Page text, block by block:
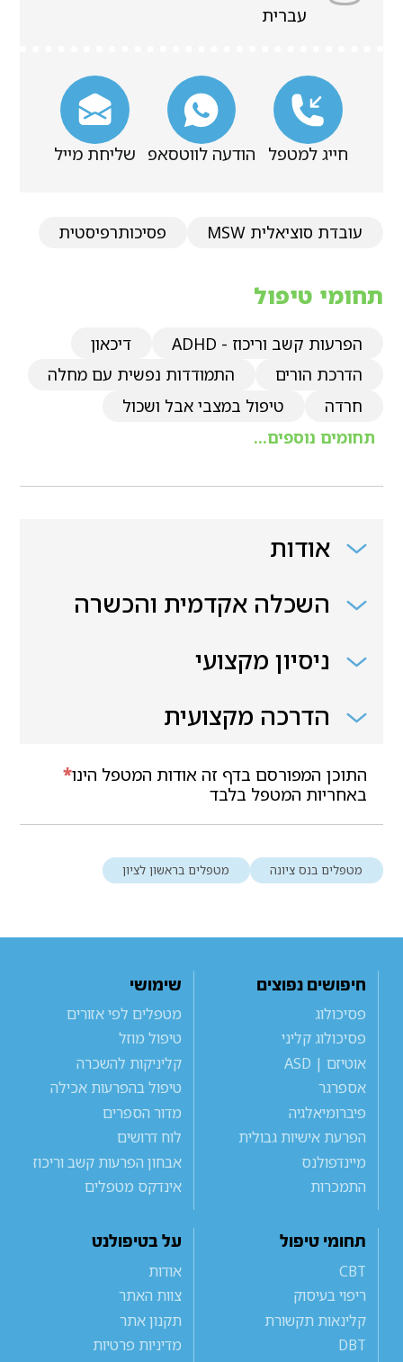
עברית
חייג למטפל הודעה לווטסאפ שליחת מייל
עובדת סוציאלית MSW פסיכותרפיסטית
תחומי טיפול
הפרעות קשב וריכוז - ADHD
דיכאון
הדרכת הורים
התמודדות נפשית עם מחלה
חרדה
טיפול במצבי אבל ושכול
תחומים נוספים...
אודות
השכלה אקדמית והכשרה
ניסיון מקצועי
הדרכה מקצועית
*התוכן המפורסם בדף זה אודות המטפל הינו
באחריות המטפל בלבד
מטפלים בנס ציונה מטפלים בראשון לציון
חיפושים נפוצים
פסיכולוג
פסיכולוג קליני
אוטיזם | ASD
אספרגר
פיברומיאלגיה
הפרעת אישיות גבולית
מיינדפולנס
התמכרות
שימושי
מטפלים לפי אזורים
טיפול מוזל
קליניקות להשכרה
טיפול בהפרעות אכילה
מדור הספרים
לוח דרושים
אבחון הפרעות קשב וריכוז
אינדקס מטפלים
תחומי טיפול
CBT
ריפוי בעיסוק
קלינאות תקשורת
DBT
על בטיפולנט
אודות
צוות האתר
תקנון אתר
מדיניות פרטיות